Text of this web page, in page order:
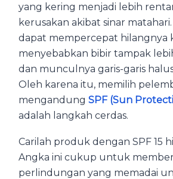
yang kering menjadi lebih
kerusakan akibat sinar
dapat mempercepat hilangnya
menyebabkan bibir tampak
dan munculnya garis-garis
Oleh karena itu, memilih
mengandung SPF (Sun
adalah langkah cerdas.
Carilah produk dengan SPF 15
Angka ini cukup untuk
perlindungan yang memadai